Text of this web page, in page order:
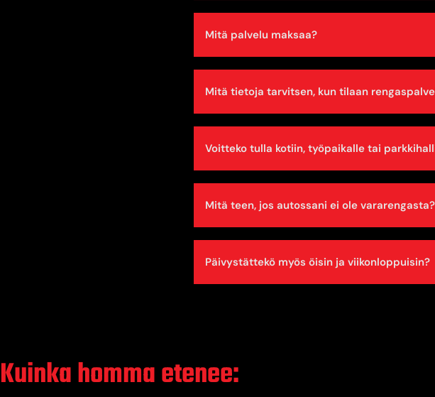
Mitä palvelu maksaa?
Mitä tietoja tarvitsen, kun tilaan
Voitteko tulla kotiin, työpaikalle tai
Mitä teen, jos autossani ei ole vararengasta?
Päivystättekö myös öisin ja viikonloppuisin?
Kuinka homma etenee: